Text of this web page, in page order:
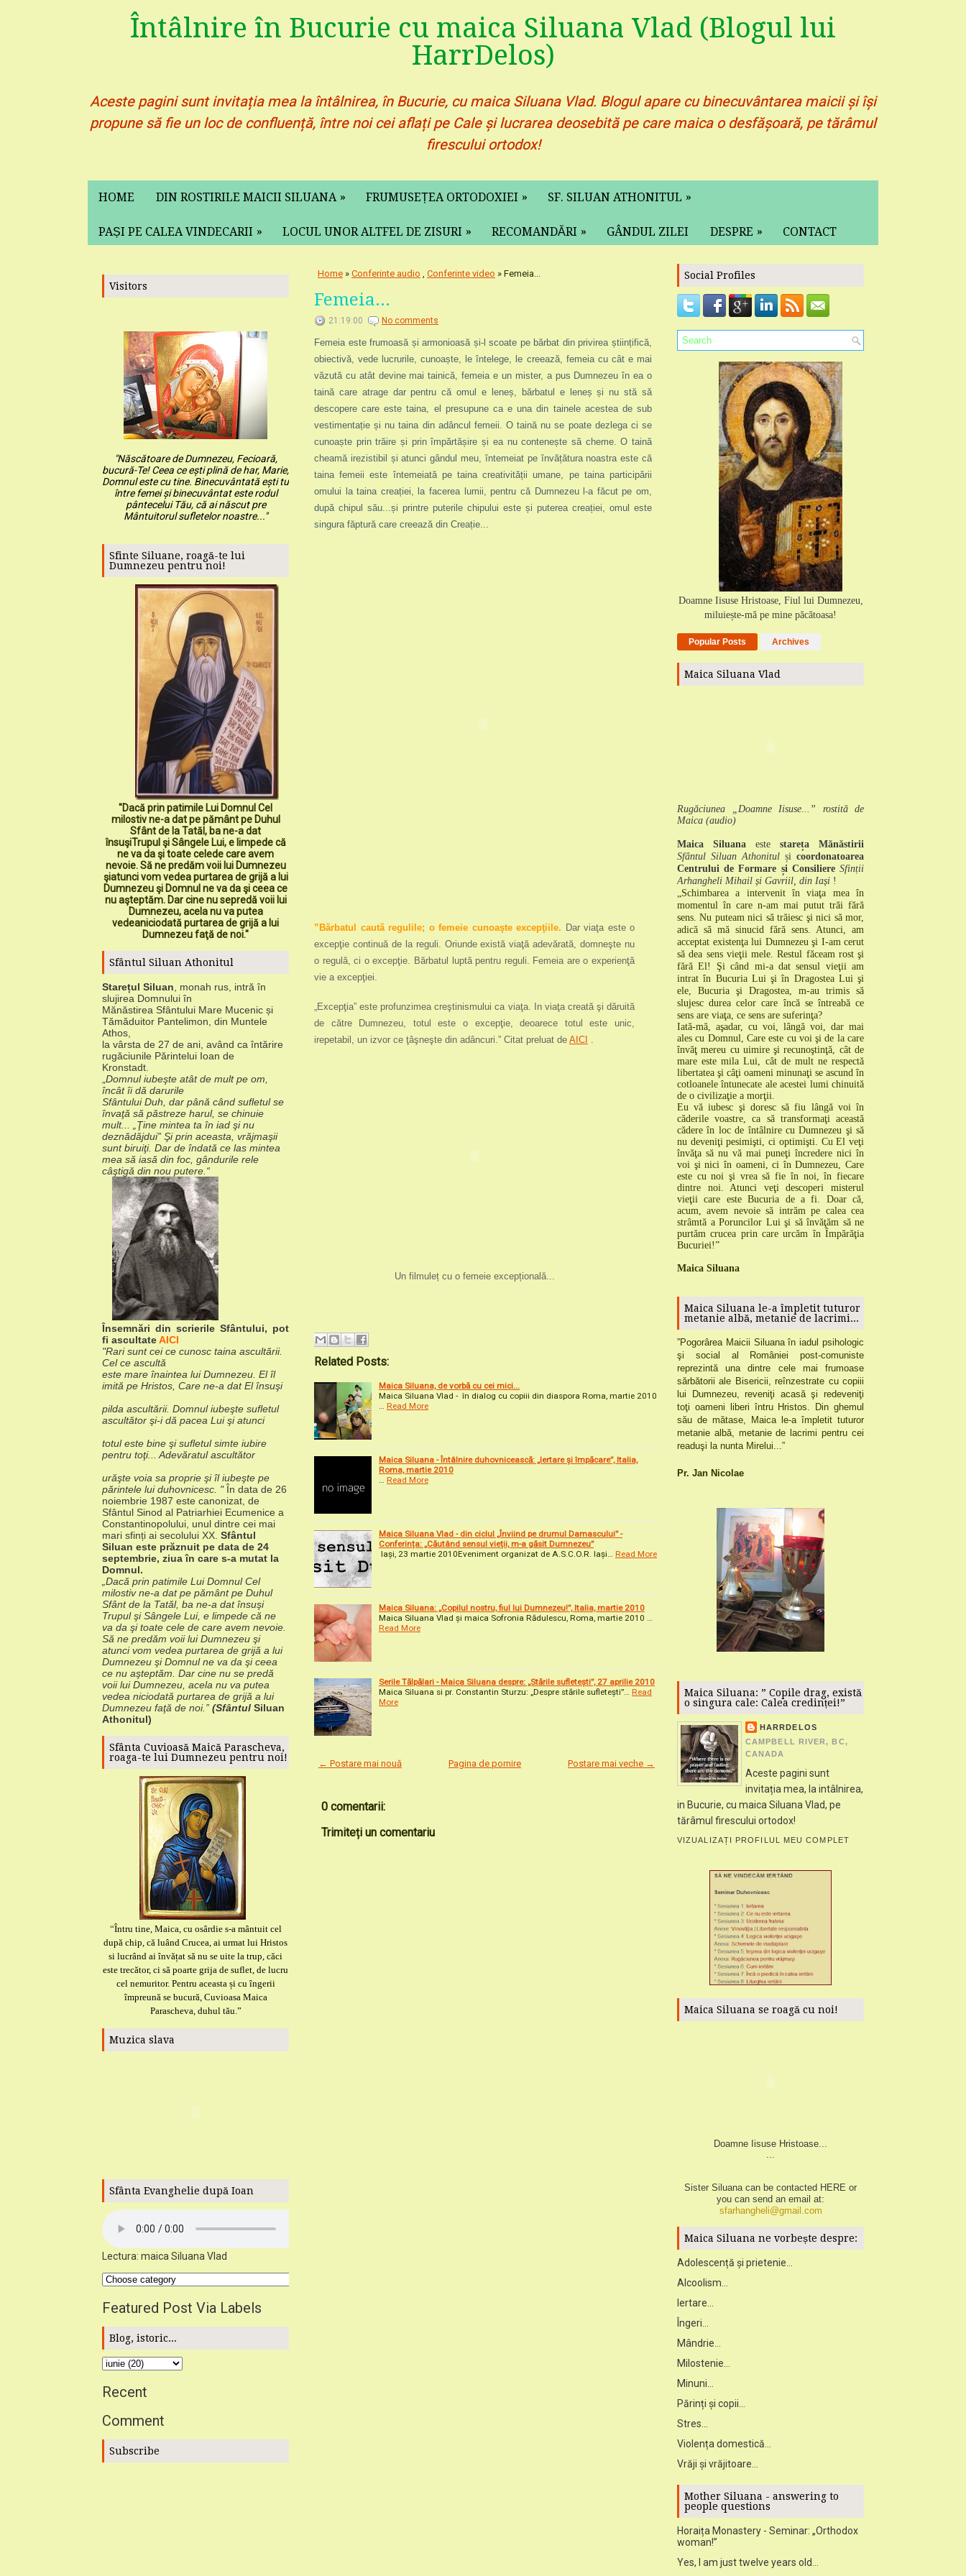
Întâlnire în Bucurie cu maica Siluana Vlad (Blogul lui
HarrDelos)
Aceste pagini sunt invitația mea la întâlnirea, în Bucurie, cu maica Siluana Vlad. Blogul apare cu binecuvântarea maicii și își
propune să fie un loc de confluență, între noi cei aflați pe Cale și lucrarea deosebită pe care maica o desfășoară, pe tărâmul
firescului ortodox!
HOME DIN ROSTIRILE MAICII SILUANA » FRUMUSEȚEA ORTODOXIEI » SF. SILUAN ATHONITUL »
PAȘI PE CALEA VINDECARII » LOCUL UNOR ALTFEL DE ZISURI » RECOMANDĂRI » GÂNDUL ZILEI DESPRE » CONTACT
Visitors
"Născătoare de Dumnezeu, Fecioară,
bucură-Te! Ceea ce ești plină de har, Marie,
Domnul este cu tine. Binecuvântată ești tu
între femei și binecuvântat este rodul
pântecelui Tău, că ai născut pre
Mântuitorul sufletelor noastre..."
Sfinte Siluane, roagă-te lui
Dumnezeu pentru noi!
"Dacă prin patimile Lui Domnul Cel
milostiv ne-a dat pe pământ pe Duhul
Sfânt de la Tatăl, ba ne-a dat
însuşiTrupul şi Sângele Lui, e limpede că
ne va da şi toate celede care avem
nevoie. Să ne predăm voii lui Dumnezeu
şiatunci vom vedea purtarea de grijă a lui
Dumnezeu şi Domnul ne va da şi ceea ce
nu aşteptăm. Dar cine nu sepredă voii lui
Dumnezeu, acela nu va putea
vedeaniciodată purtarea de grijă a lui
Dumnezeu faţă de noi."
Sfântul Siluan Athonitul
Starețul Siluan , monah rus, intră în
slujirea Domnului în
Mănăstirea Sfântului Mare Mucenic și
Tămăduitor Pantelimon, din Muntele
Athos,
la vârsta de 27 de ani, având ca întărire
rugăciunile Părintelui Ioan de
Kronstadt.
Domnul iubeşte atât de mult pe om,
încât îi dă darurile
Sfântului Duh, dar până când sufletul se
învaţă să păstreze harul, se chinuie
mult... „Ţine mintea ta în iad şi nu
deznădăjdui” Şi prin aceasta, vrăjmaşii
sunt biruiţi. Dar de îndată ce las mintea
mea să iasă din foc, gândurile rele
câştigă din nou putere.“
Însemnări din scrierile Sfântului, pot
fi ascultateAICI
"Rari sunt cei ce cunosc taina ascultării.
Cel ce ascultă
este mare înaintea lui Dumnezeu. El îl
imită pe Hristos, Care ne-a dat El însuşi
pilda ascultării. Domnul iubeşte sufletul
ascultător şi-i dă pacea Lui şi atunci
totul este bine şi sufletul simte iubire
pentru toţi... Adevăratul ascultător
urăşte voia sa proprie şi îl iubeşte pe
părintele lui duhovnicesc. " În data de 26
noiembrie 1987 este canonizat, de
Sfântul Sinod al Patriarhiei Ecumenice a
Constantinopolului, unul dintre cei mai
mari sfinți ai secolului XX. Sfântul
Siluan este prăznuit pe data de 24
septembrie, ziua în care s-a mutat la
Domnul.
„Dacă prin patimile Lui Domnul Cel
milostiv ne-a dat pe pământ pe Duhul
Sfânt de la Tatăl, ba ne-a dat însuşi
Trupul şi Sângele Lui, e limpede că ne
va da şi toate cele de care avem nevoie.
Să ne predăm voii luiDumnezeu şi
atunci vom vedea purtarea de grijă a lui
Dumnezeu şi Domnul ne va da şi ceea
ce nu aşteptăm. Dar cine nu se predă
voii lui Dumnezeu, acela nu va putea
vedea niciodată purtarea de grijă a lui
Dumnezeu faţă de noi.” (Sfântul Siluan
Athonitul)
Sfânta Cuvioasă Maică Parascheva,
roaga-te lui Dumnezeu pentru noi!
“Întru tine, Maica, cu osârdie s-a mântuit cel
după chip, că luând Crucea, ai urmat lui Hristos
si lucrând ai învățat să nu se uite la trup, căci
este trecător, ci să poarte grija de suflet, de lucru
cel nemuritor. Pentru aceasta și cu îngerii
împreună se bucură, Cuvioasa Maica
Parascheva, duhul tău.”
Muzica slava
Sfânta Evanghelie după Ioan
Lectura: maica Siluana Vlad
Featured Post Via Labels
Blog, istoric...
Recent
Comment
Subscribe
Home » Conferinte audio , Conferinte video » Femeia...
Femeia...
21:19:00 No comments
Femeia este frumoasă și armonioasă și-l scoate pe bărbat din privirea științifică,
obiectivă, vede lucrurile, cunoaște, le întelege, le creează, femeia cu cât e mai
văzută cu atât devine mai tainică, femeia e un mister, a pus Dumnezeu în ea o
tainăcare atrage dar pentru că omul e leneș, bărbatul e leneș și nu stă să
descopere care este taina, el presupune ca e una din tainele acestea de sub
vestimentație și nu taina din adâncul femeii. O taină nu se poate dezlega ci se
cunoaște prin trăire și prin împărtășire și ea nu contenește să cheme. O taină
cheamă irezistibil și atunci gândul meu, întemeiat pe învățătura noastra este că
taina femeii este întemeiată pe taina creativității umane, pe taina participării
omului la taina creației, la facerea lumii, pentru că Dumnezeu l-a făcut pe om,
după chipul său...și printre puterile chipului este și puterea creației, omul este
singura făptură care creează din Creație...
”Bărbatul caută regulile; o femeie cunoaşte excepţiile. Dar viaţa este o
excepţie continuă de la reguli. Oriunde există viaţă adevărată, domneşte nu
o regulă, ci o excepţie. Bărbatul luptă pentru reguli. Femeia are o experienţă
vie a excepţiei.
„Excepţia” este profunzimea creştinismului ca viaţa. In viaţa creată şi dăruită
de către Dumnezeu, totul este o excepţie, deoarece totul este unic,
irepetabil, un izvor ce ţâşneşte din adâncuri.” Citat preluat de AICI .
Un filmuleț cu o femeie excepțională...
Related Posts:
Maica Siluana, de vorbă cu cei mici...
Maica Siluana Vlad - în dialog cu copiii din diaspora Roma, martie 2010
… Read More
Maica Siluana - Întâlnire duhovnicească: „Iertare și împăcare”, Italia,
Roma, martie 2010
… Read More
Maica Siluana Vlad - din ciclul „Înviind pe drumul Damascului” -
Conferința: „Căutând sensul vieții, m-a găsit Dumnezeu”
Iași, 23 martie 2010Eveniment organizat de A.S.C.O.R. Iași… Read More
Maica Siluana: „Copilul nostru, fiul lui Dumnezeu!”, Italia, martie 2010
Maica Siluana Vlad și maica Sofronia Rădulescu, Roma, martie 2010 …
Read More
Serile Tălpălari - Maica Siluana despre: „Stările sufletești”, 27 aprilie 2010
Maica Siluana si pr. Constantin Sturzu: „Despre stările sufletești”… Read
More
← Postare mai nouă Postare mai veche →
Pagina de pornire
0 comentarii:
Trimiteți un comentariu
Social Profiles
Doamne Iisuse Hristoase, Fiul lui Dumnezeu,
miluiește-mă pe mine păcătoasa!
Popular Posts Archives
Maica Siluana Vlad
Rugăciunea „Doamne Iisuse...” rostită de
Maica (audio)
Maica Siluana este stareța Mănăstirii
Sfântul Siluan Athonitul și coordonatoarea
Centrului de Formare și Consiliere Sfinții
Arhangheli Mihail și Gavriil, din Iași !
„Schimbarea a intervenit în viaţa mea în
momentul în care n-am mai putut trăi fără
sens. Nu puteam nici să trăiesc şi nici să mor,
adică să mă sinucid fără sens. Atunci, am
acceptat existenţa lui Dumnezeu şi I-am cerut
să dea sens vieţii mele. Restul făceam rost şi
fără El! Şi când mi-a dat sensul vieţii am
intrat în Bucuria Lui şi în Dragostea Lui şi
ele, Bucuria şi Dragostea, m-au trimis să
slujesc durea celor care încă se întreabă ce
sens are viaţa, ce sens are suferinţa?
Iată-mă, aşadar, cu voi, lângă voi, dar mai
ales cu Domnul, Care este cu voi şi de la care
învăţ mereu cu uimire şi recunoştinţă, cât de
mare este mila Lui, cât de mult ne respectă
libertatea şi câţi oameni minunaţi se ascund în
cotloanele întunecate ale acestei lumi chinuită
de o civilizaţie a morţii.
Eu vă iubesc şi doresc să fiu lângă voi în
căderile voastre, ca să transformaţi această
cădere în loc de întâlnire cu Dumnezeu şi să
nu deveniţi pesimişti, ci optimişti. Cu El veţi
învăţa să nu vă mai puneţi încredere nici în
voi şi nici în oameni, ci în Dumnezeu, Care
este cu noi şi vrea să fie în noi, în fiecare
dintre noi. Atunci
veţi descoperi misterul
vieţii care este Bucuria de a fi. Doar că,
acum, avem nevoie să intrăm pe calea cea
strâmtă a Poruncilor Lui şi să învăţăm să ne
purtăm crucea prin care urcăm în Împărăţia
Bucuriei!”
Maica Siluana
Maica Siluana le-a împletit tuturor
metanie albă, metanie de lacrimi...
”Pogorârea Maicii Siluana în iadul psihologic
şi social al României post-comuniste
reprezintă una dintre cele mai frumoase
sărbătorii ale Bisericii,reînzestrate cu copiii
lui Dumnezeu, reveniţi acasă şi redeveniţi
toţi oameni liberi întru Hristos.
Din ghemul
său de mătase, Maica le-a împletit tuturor
metanie albă, metanie de lacrimi pentru cei
readuşi la nunta Mirelui...”
Pr. Jan Nicolae
Maica Siluana: ” Copile drag, există
o singura cale: Calea credinței!”
HARRDELOS
CAMPBELL RIVER, BC,
CANADA
Aceste pagini sunt
invitația mea, la intâlnirea,
in Bucurie, cu maica Siluana Vlad, pe
tărâmul firescului ortodox!
VIZUALIZAȚI PROFILUL MEU COMPLET
Maica Siluana se roagă cu noi!
Doamne Iisuse Hristoase...
...
Sister Siluana can be contacted HERE or
you can send an email at:
sfarhangheli@gmail.com
Maica Siluana ne vorbește despre:
Adolescență și prietenie...
Alcoolism...
Iertare...
Îngeri...
Mândrie...
Milostenie...
Minuni...
Părinți și copii...
Stres...
Violența domestică...
Vrăji și vrăjitoare...
Mother Siluana - answering to
people questions
Horaița Monastery - Seminar: „Orthodox
woman!”
Yes, I am just twelve years old...